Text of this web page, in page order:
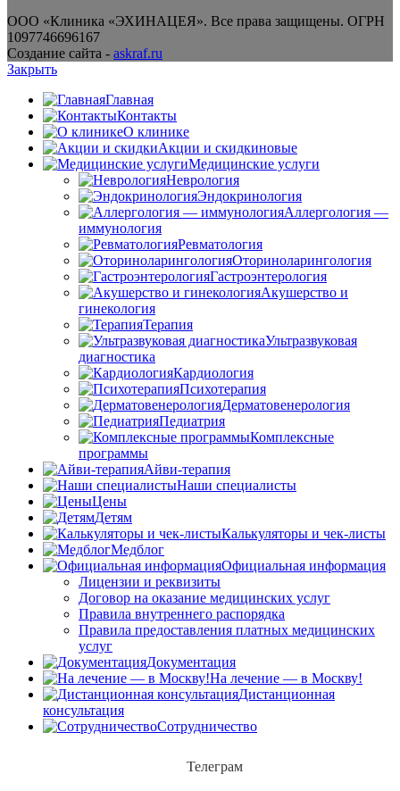
ООО «Клиника «ЭХИНАЦЕЯ». Все права защищены. ОГРН
1097746696167
Создание сайта - askraf.ru
Закрыть
Главная
Контакты
О клинике
Акции и скидкиновые
Медицинские услуги
Неврология
Эндокринология
Аллергология —
иммунология
Ревматология
Оториноларингология
Гастроэнтерология
Акушерство и
гинекология
Терапия
Ультразвуковая
диагностика
Кардиология
Психотерапия
Дерматовенерология
Педиатрия
Комплексные
программы
Айви-терапия
Наши специалисты
Цены
Детям
Калькуляторы и чек-листы
Медблог
Официальная информация
Лицензии и реквизиты
Договор на оказание медицинских услуг
Правила внутреннего распорядка
Правила предоставления платных медицинских
услуг
Документация
На лечение — в Москву!
Дистанционная
консультация
Сотрудничество
Телеграм